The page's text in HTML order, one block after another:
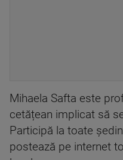
Mihaela Safta este
cetățean implicat să
Participă la toate
postează pe internet